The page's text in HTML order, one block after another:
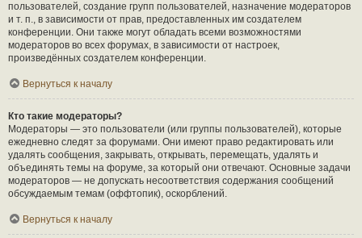
пользователей, создание групп пользователей, назначение модераторов
и т. п., в зависимости от прав, предоставленных им создателем
конференции. Они также могут обладать всеми возможностями
модераторов во всех форумах, в зависимости от настроек,
произведённых создателем конференции.
Вернуться к началу
Кто такие модераторы?
Модераторы — это пользователи (или группы пользователей), которые
ежедневно следят за форумами. Они имеют право редактировать или
удалять сообщения, закрывать, открывать, перемещать, удалять и
объединять темы на форуме, за который они отвечают. Основные задачи
модераторов — не допускать несоответствия содержания сообщений
обсуждаемым темам (оффтопик), оскорблений.
Вернуться к началу